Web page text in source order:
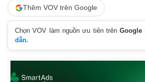
Thêm VOV trên Google
Chọn VOV làm nguồn ưu tiên trênGoogle
dẫn.